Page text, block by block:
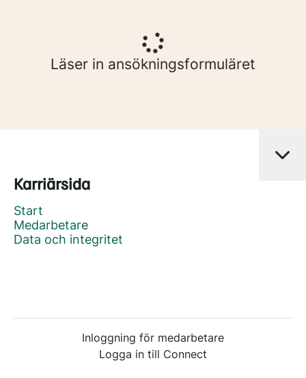
Läser in ansökningsformuläret
Karriärsida
Start
Medarbetare
Data och integritet
Inloggning för medarbetare
Logga in till Connect